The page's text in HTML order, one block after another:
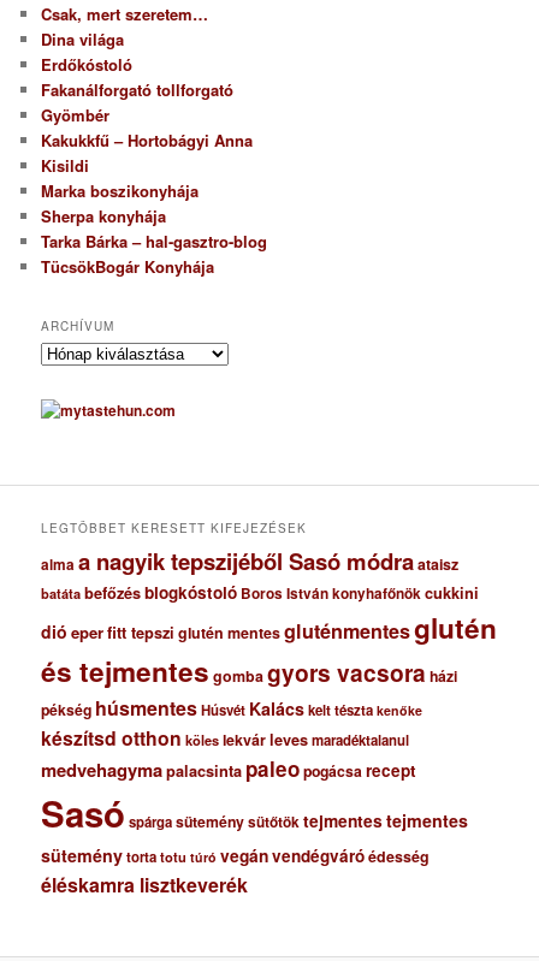
Csak, mert szeretem…
Dina világa
Erdőkóstoló
Fakanálforgató tollforgató
Gyömbér
Kakukkfű – Hortobágyi Anna
Kisildi
Marka boszikonyhája
Sherpa konyhája
Tarka Bárka – hal-gasztro-blog
TücsökBogár Konyhája
ARCHÍVUM
A
c
h
u
LEGTÖBBET KERESETT KIFEJEZÉSEK
almaa nagyik tepszijéből Sasó módraataisz
batáta befőzésblogkóstoló Boros István konyhafőnökcukkini
dió eperfitt tepszi glutén mentesgluténmentesglutén
és tejmentes gombagyors vacsora házi
pékség húsmentesHúsvét Kalácskelt tészta kenőke
készítsd otthon köles lekvárlevesmaradéktalanul
medvehagymapalacsinta paleopogácsarecept
Sasó spárgasüteménysütőtöktejmentestejmentes
süteménytorta totu túró vegánvendégváróédesség
éléskamra lisztkeverék